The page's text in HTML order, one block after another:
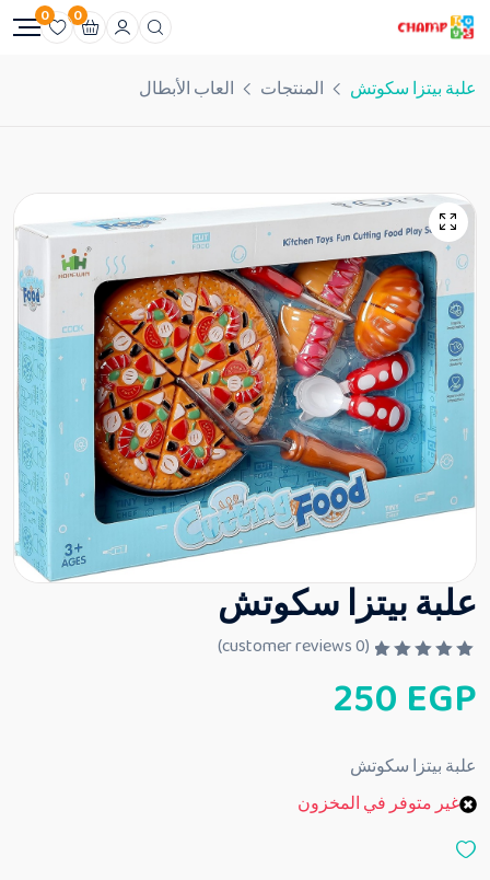
0
0
علبة بيتزا سكوتش المنتجات العاب الأبطال
علبة بيتزا سكوتش
م
ا
ي
م
ن
(
0
250 EGP
علبة بيتزا سكوتش
غير متوفر في المخزون